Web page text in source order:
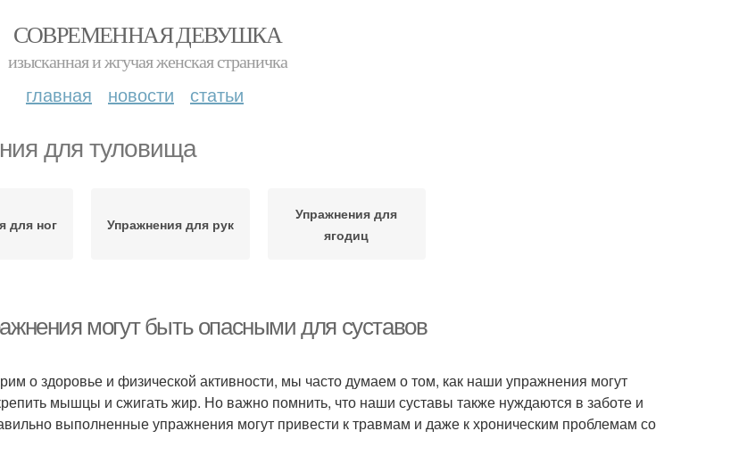
СОВРЕМЕННАЯ ДЕВУШКА
изысканная и жгучая женская страничка
главная новости статьи
для туловища
для ног Упражнения для рук
Упражнения для
ягодиц
могут быть опасными для суставов
о здоровье и физической активности, мы часто думаем о том, как наши упражнения могут
мышцы и сжигать жир. Но важно помнить, что наши суставы также нуждаются в заботе и
выполненные упражнения могут привести к травмам и даже к хроническим проблемам со